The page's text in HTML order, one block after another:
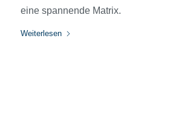
eine spannende Matrix.
Weiterlesen